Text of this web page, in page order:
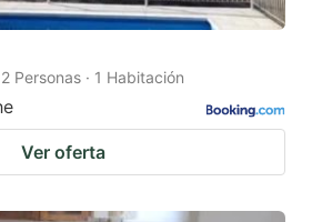
Personas · 1 Habitación
Ver oferta